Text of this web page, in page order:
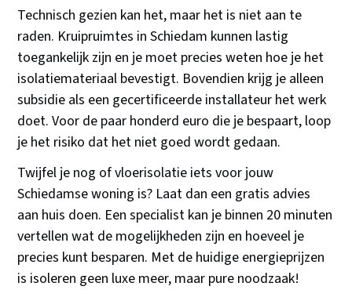
Technisch gezien kan het, maar het is niet aan te
raden. Kruipruimtes in Schiedam kunnen lastig
toegankelijk zijn en je moet precies weten hoe je het
isolatiemateriaal bevestigt. Bovendien krijg je alleen
subsidie als een gecertificeerde installateur het werk
doet. Voor de paar honderd euro die je bespaart, loop
je het risiko dat het niet goed wordt gedaan.
Twijfel je nog of vloerisolatie iets voor jouw
Schiedamse woning is? Laat dan een gratis advies
aan huis doen. Een specialist kan je binnen 20 minuten
vertellen wat de mogelijkheden zijn en hoeveel je
precies kunt besparen. Met de huidige energieprijzen
is isoleren geen luxe meer, maar pure noodzaak!